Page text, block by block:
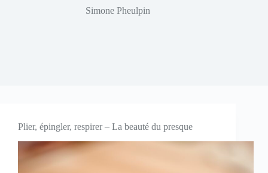
Simone Pheulpin
Plier, épingler, respirer – La beauté du presque